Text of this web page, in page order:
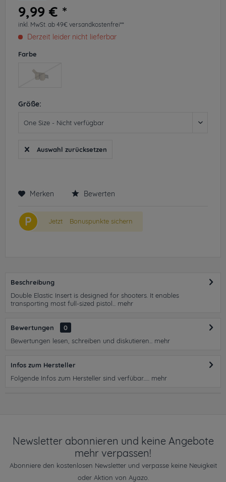
9,99 € *
inkl. MwSt. ab 49€ versandkostenfrei**
Derzeit leider nicht lieferbar
Farbe
Größe:
Auswahl zurücksetzen
Merken Bewerten
P Jetzt Bonuspunkte sichern
Beschreibung
Double Elastic Insert is designed for shooters. It enables
transporting most full-sized pistol...
mehr
Bewertungen
0
Bewertungen lesen, schreiben und diskutieren...
mehr
Infos zum Hersteller
Folgende Infos zum Hersteller sind verfübar...... mehr
Newsletter abonnieren und keine Angebote
mehr verpassen!
Abonniere den kostenlosen Newsletter und verpasse keine Neuigkeit
oder Aktion von Ayazo.